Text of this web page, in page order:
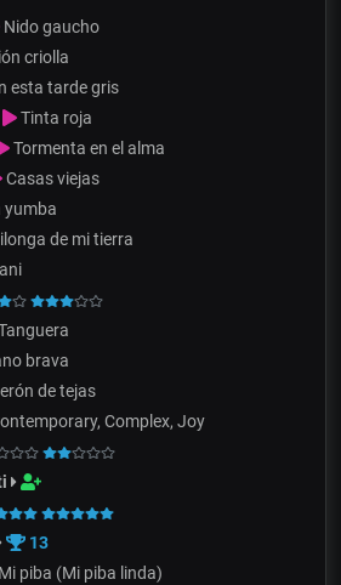
Nido gaucho
criolla
esta tarde gris
Tinta roja
Tormenta en el alma
Casas viejas
yumba
de mi tierra
brava
de tejas
Complex, Joy
13
Mi piba (Mi piba linda)